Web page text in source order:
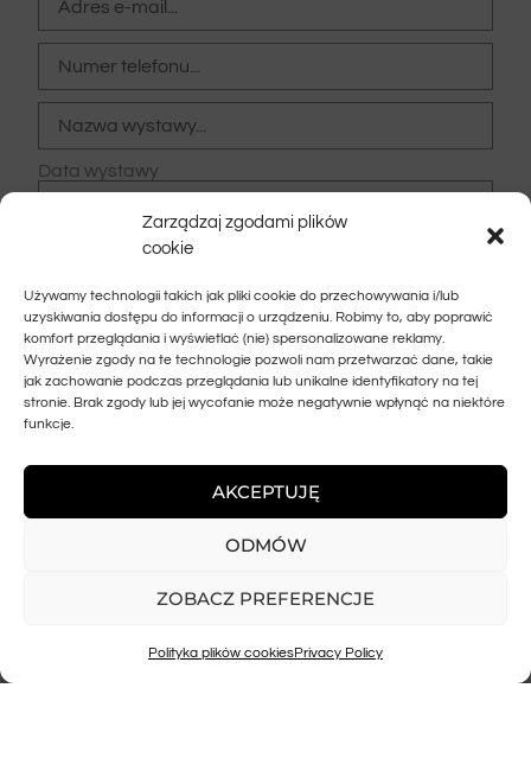
Zarządzaj zgodami plików
cookie
Używamy technologii takich jak pliki cookie do przechowywania i/lub
uzyskiwania dostępu do informacji o urządzeniu. Robimy to, aby poprawić
komfort przeglądania i wyświetlać (nie) spersonalizowane reklamy.
Wyrażenie zgody na te technologie pozwoli nam przetwarzać dane, takie
jak zachowanie podczas przeglądania lub unikalne identyfikatory na tej
stronie. Brak zgody lub jej wycofanie może negatywnie wpłynąć na niektóre
funkcje.
AKCEPTUJĘ
ODMÓW
ZOBACZ PREFERENCJE
Polityka plików cookiesPrivacy Policy
Data wystawy
Miejsce wystawy